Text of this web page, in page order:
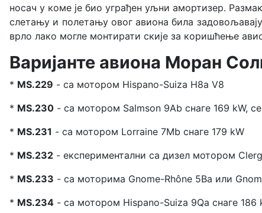
носач у коме је био уграђен уљни амортизер.
слетању и полетању овог авиона била
врло лако могле монтирати скије за коришћење
Варијанте авиона Моран
* MS.229 - са мотором Hispano-Suiza H8a V8
* MS.230 - са мотором Salmson 9Ab снаге 169 kW,
* MS.231 - са мотором Lorraine 7Mb снаге 179 kW
* MS.232 - експериментални са дизел мотором
* MS.233 - са моторима Gnome-Rhône 5Ba или
* MS.234 - са мотором Hispano-Suiza 9Qa снаге 186